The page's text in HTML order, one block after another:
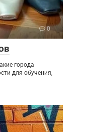
0
города
для обучения,